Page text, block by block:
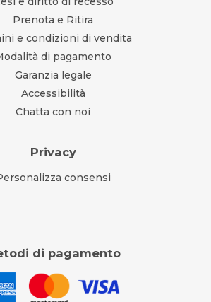
Prenota e Ritira
e condizioni di vendita
di pagamento
Garanzia legale
Accessibilità
Chatta con noi
Privacy
consensi
di pagamento